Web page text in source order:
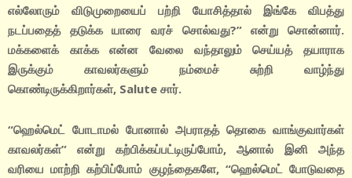
எல்லோரும் விடுமுறையைப் பற்றி யோசித்தால் இங்கே விபத்து
நடப்பதைத் தடுக்க யாரை வரச் சொல்வது?” என்று சொன்னார்.
மக்களைக் காக்க என்ன வேலை வந்தாலும் செய்யத் தயாராக
இருக்கும் காவலர்களும் நம்மைச் சுற்றி வாழ்ந்து
கொண்டிருக்கிறார்கள், Salute சார்.
“ஹெல்மெட் போடாமல் போனால் அபராதத் தொகை வாங்குவார்கள்
காவலர்கள்” என்று கற்பிக்கப்பட்டிருப்போம், ஆனால் இனி அந்த
வரியை மாற்றி கற்பிப்போம் குழந்தைகளே, “ஹெல்மெட் போடுவதை